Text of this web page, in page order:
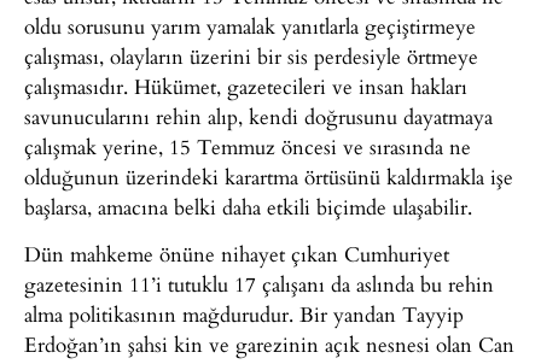
oldu sorusunu yarım yamalak yanıtlarla geçiştirmeye
çalışması, olayların üzerini bir sis perdesiyle örtmeye
çalışmasıdır. Hükümet, gazetecileri ve insan hakları
savunucularını rehin alıp, kendi doğrusunu dayatmaya
çalışmak yerine, 15 Temmuz öncesi ve sırasında ne
olduğunun üzerindeki karartma örtüsünü kaldırmakla işe
başlarsa, amacına belki daha etkili biçimde ulaşabilir.
Dün mahkeme önüne nihayet çıkan Cumhuriyet
gazetesinin 11’i tutuklu 17 çalışanı da aslında bu rehin
alma politikasının mağdurudur. Bir yandan Tayyip
Erdoğan’ın şahsi kin ve garezinin açık nesnesi olan Can